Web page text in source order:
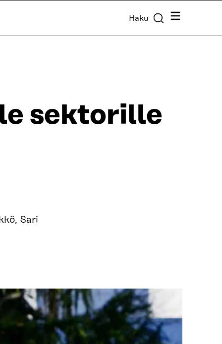
Haku Valikko
sektorille
Sari